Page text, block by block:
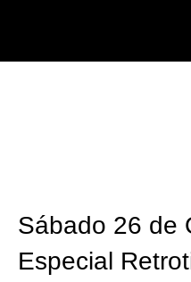
Sábado 26 de
Especial